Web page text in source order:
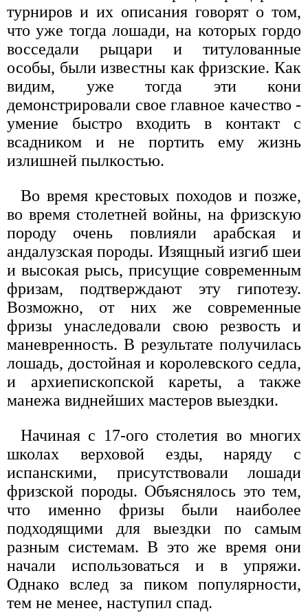
турниров и их описания говорят о том,
что уже тогда лошади, на которых гордо
восседали рыцари и титулованные
особы, были известны как фризские. Как
видим, уже тогда эти кони
демонстрировали свое главное качество -
умение быстро входить в контакт с
всадником и не портить ему жизнь
излишней пылкостью.
Во время крестовых походов и позже,
во время столетней войны, на фризскую
породу очень повлияли арабская и
андалузская породы. Изящный изгиб шеи
и высокая рысь, присущие современным
фризам, подтверждают эту гипотезу.
Возможно, от них же современные
фризы унаследовали свою резвость и
маневренность. В результате получилась
лошадь, достойная и королевского седла,
и архиепископской кареты, а также
манежа виднейших мастеров выездки.
Начиная с 17-ого столетия во многих
школах верховой езды, наряду с
испанскими, присутствовали лошади
фризской породы. Объяснялось это тем,
что именно фризы были наиболее
подходящими для выездки по самым
разным системам. В это же время они
начали использоваться и в упряжи.
Однако вслед за пиком популярности,
тем не менее, наступил спад.